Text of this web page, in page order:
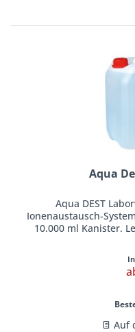
Aqua
Aqua DEST
Ionenaustausch-
10.000 ml Kanister.
Auf